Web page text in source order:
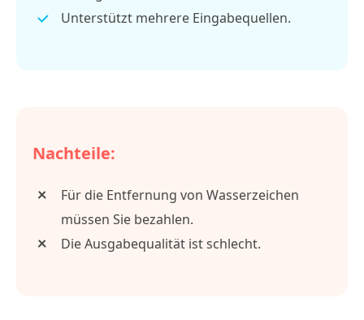
Unterstützt mehrere Eingabequellen.
Nachteile:
Für die Entfernung von Wasserzeichen
müssen Sie bezahlen.
Die Ausgabequalität ist schlecht.